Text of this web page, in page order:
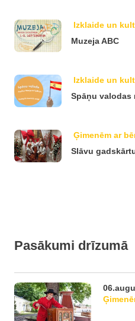
Izklaide un
Muzeja ABC
Izklaide un
Spāņu valodas
Ģimenēm ar
Slāvu
Pasākumi drīzumā